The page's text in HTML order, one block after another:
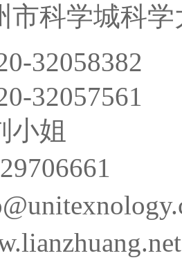
市科学城科
32058382
32057561
小姐